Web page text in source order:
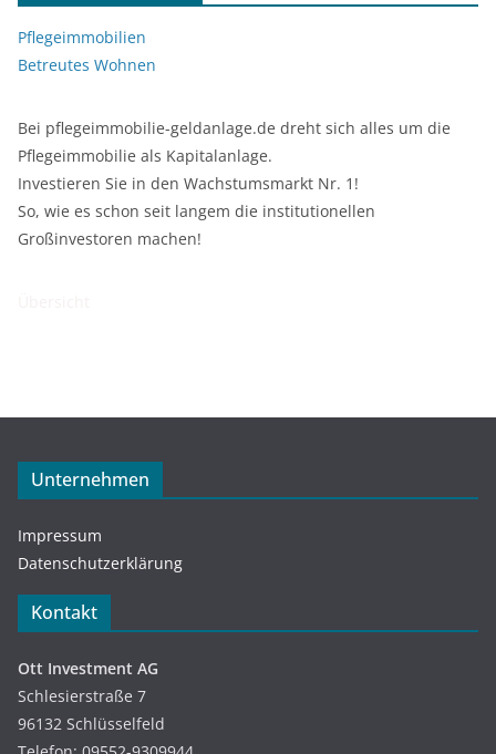
Pflegeimmobilien
Betreutes Wohnen
Bei pflegeimmobilie-geldanlage.de dreht sich alles um die
Pflegeimmobilie als Kapitalanlage.
Investieren Sie in den Wachstumsmarkt Nr. 1!
So, wie es schon seit langem die institutionellen
Großinvestoren machen!
Unternehmen
Impressum
Datenschutzerklärung
Kontakt
Ott Investment AG
Schlesierstraße 7
96132 Schlüsselfeld